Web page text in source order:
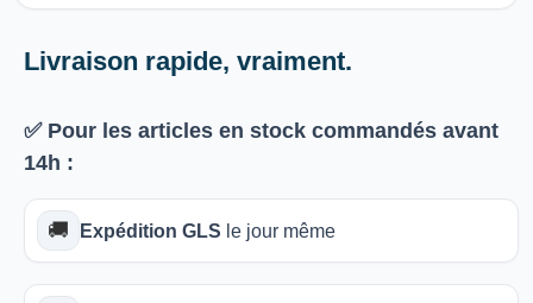
Livraison rapide, vraiment.
✅ Pour les articles en stock commandés avant
14h :
🚚 Expédition GLS le jour même